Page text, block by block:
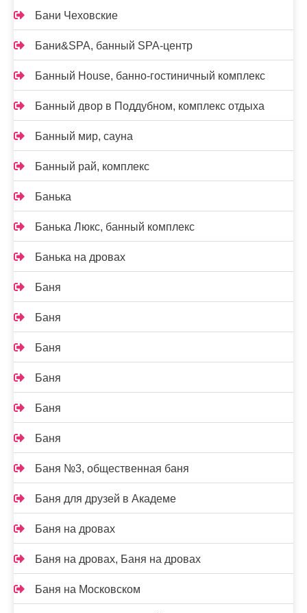
Бани Чеховские
Бани&SPA, банный SPA-центр
Банный House, банно-гостиничный комплекс
Банный двор в Поддубном, комплекс отдыха
Банный мир, сауна
Банный рай, комплекс
Банька
Банька Люкс, банный комплекс
Банька на дровах
Баня
Баня
Баня
Баня
Баня
Баня
Баня №3, общественная баня
Баня для друзей в Академе
Баня на дровах
Баня на дровах, Баня на дровах
Баня на Московском